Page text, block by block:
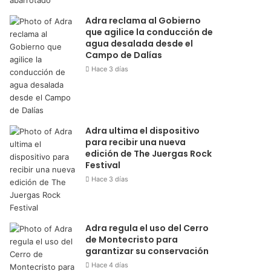
Adra reclama al Gobierno
que agilice la conducción de
agua desalada desde el
Campo de Dalías
Hace 3 días
Adra ultima el dispositivo
para recibir una nueva
edición de The Juergas Rock
Festival
Hace 3 días
Adra regula el uso del Cerro
de Montecristo para
garantizar su conservación
Hace 4 días